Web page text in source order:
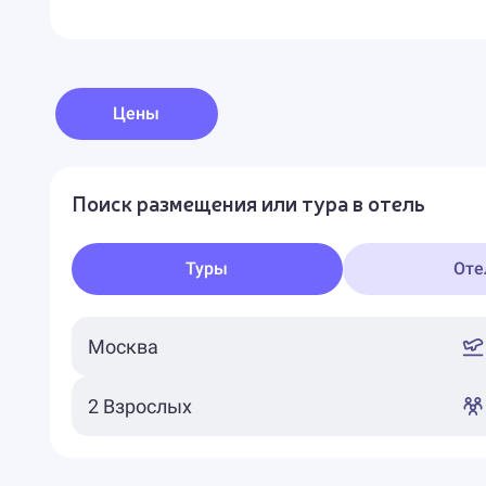
Цены
Поиск размещения или тура в отель
Туры